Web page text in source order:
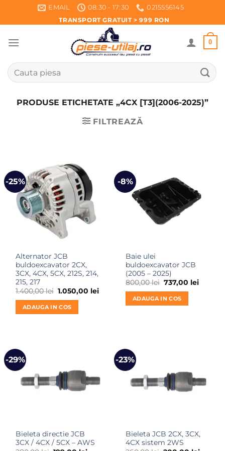
EMAIL 08:30 - 17:30
0215556145
TRANSPORT GRATUIT > 999 RON
0
Caută
după:
PRODUSE ETICHETATE „4CX [T3](2006-2025)”
FILTREAZĂ
-25%
Alternator JCB
buldoexcavator 2CX,
3CX, 4CX, 5CX, 212S, 214,
215, 217
1.400,00lei Prețul
inițial
a
fost:
1.400,00 lei.
1.050,00 leiPrețul
ADAUGA IN COS
-8%
Baie ulei
buldoexcavator JCB
(2005 – 2025)
800,00lei Prețul
inițial
a
fost:
800,00 lei.
737,00 leiPrețul
ADAUGA IN COS
-29%
Bieleta directie JCB
3CX / 4CX / 5CX – AWS
-23%
Bieleta JCB 2CX, 3CX,
4CX sistem 2WS